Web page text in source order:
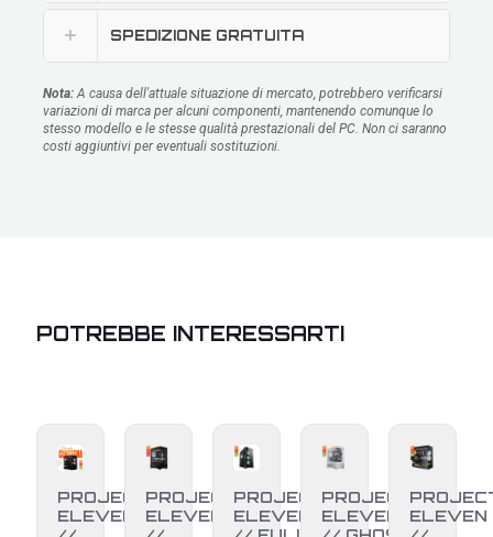
SPEDIZIONE GRATUITA
Nota: A causa dell'attuale situazione di mercato, potrebbero verificarsi
variazioni di marca per alcuni componenti, mantenendo comunque lo
stesso modello e le stesse qualità prestazionali del PC. Non ci saranno
costi aggiuntivi per eventuali sostituzioni.
POTREBBE INTERESSARTI
PROJECT
ELEVEN
PROJECT
ELEVEN
PROJECT
ELEVEN
PROJECT
ELEVEN
ELEVEN